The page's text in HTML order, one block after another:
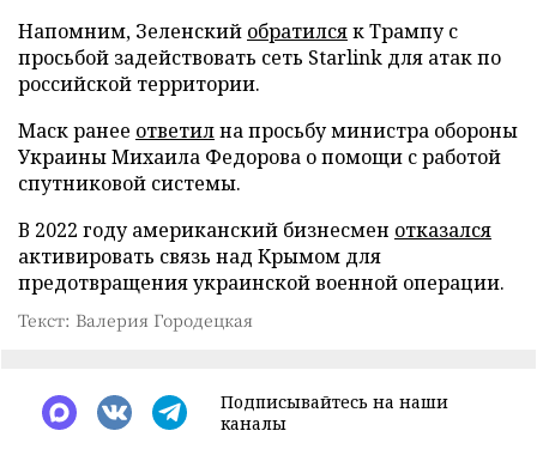
Напомним, Зеленский обратилсяк Трампу с
просьбой задействовать сеть Starlink для атак по
российской территории.
Маск ранее ответилна просьбу министра обороны
Украины Михаила Федорова о помощи с работой
спутниковой системы.
В 2022 году американский бизнесмен отказался
активировать связь над Крымом для
предотвращения украинской военной операции.
Текст: Валерия Городецкая
Подписывайтесь на наши
каналы